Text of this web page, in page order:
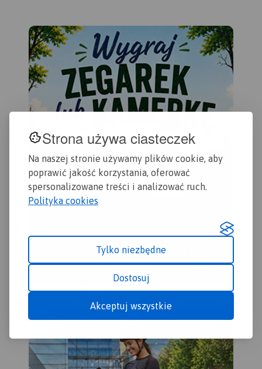
Strona używa ciasteczek
Na naszej stronie używamy plików cookie, aby
poprawić jakość korzystania, oferować
spersonalizowane treści i analizować ruch.
Polityka cookies
Tylko niezbędne
Dostosuj
Akceptuj wszystkie
oraz główne szlaki
rowerowe. Kolorem żółtym
wyróżniono miejsca i
miejscowości warte
odwiedzenia.